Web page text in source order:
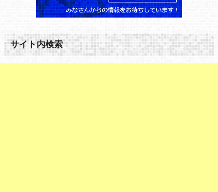
サイト内検索